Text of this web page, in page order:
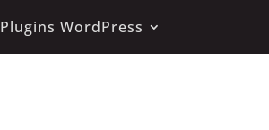
Plugins WordPress